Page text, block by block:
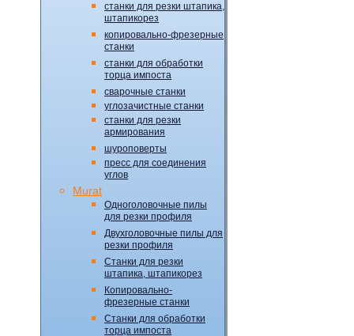
станки для резки штапика,
штапикорез
копировально-фрезерные
станки
станки для обработки
торца импоста
сварочные станки
углозачистные станки
станки для резки
армирования
шуроповерты
пресс для соединения
углов
Murat
Одноголовочные пилы
для резки профиля
Двухголовочные пилы для
резки профиля
Станки для резки
штапика, штапикорез
Копировально-
фрезерные станки
Станки для обработки
торца импоста